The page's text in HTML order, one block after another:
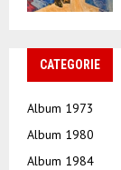
CATEGORIE
Album 1973
Album 1980
Album 1984